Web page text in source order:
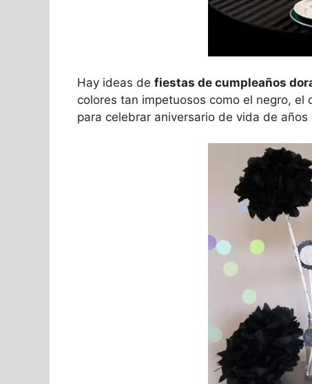
Hay ideas de fiestas de cumpleaños
colores tan impetuosos como el negro,
para celebrar aniversario de vida de